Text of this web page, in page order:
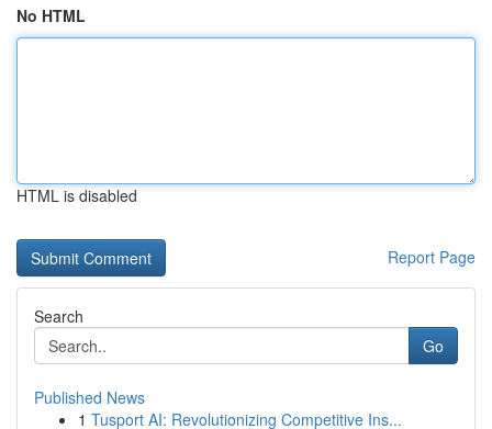
No HTML
HTML is disabled
Report Page
Search
Go
Published News
1 Tusport AI: Revolutionizing Competitive Ins...